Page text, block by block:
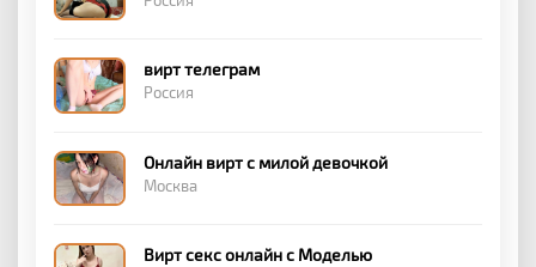
вирт телеграм
Россия
Онлайн вирт с милой девочкой
Москва
Вирт секс онлайн с Моделью